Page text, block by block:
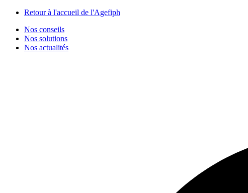
Retour à l'accueil de l'Agefiph
Nos conseils
Nos solutions
Nos actualités